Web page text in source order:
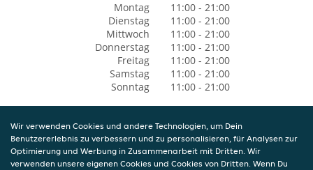
Montag
11:00 - 21:00
Dienstag
11:00 - 21:00
Mittwoch
11:00 - 21:00
Donnerstag
11:00 - 21:00
Freitag
11:00 - 21:00
Samstag
11:00 - 21:00
Sonntag
11:00 - 21:00
Wir verwenden Cookies und andere Technologien, um Dein
Benutzererlebnis zu verbessern und zu personalisieren, für Analysen zur
Optimierung und Werbung in Zusammenarbeit mit Dritten. Wir
verwenden unsere eigenen Cookies und Cookies von Dritten. Wenn Du